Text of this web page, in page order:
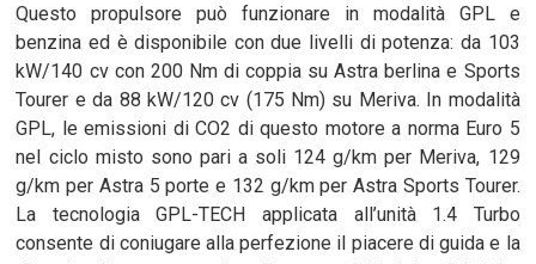
Questo propulsore può funzionare in modalità GPL e
benzina ed è disponibile con due livelli di potenza: da 103
kW/140 cv con 200 Nm di coppia su Astra berlina e Sports
Tourer e da 88 kW/120 cv (175 Nm) su Meriva. In modalità
GPL, le emissioni di CO2 di questo motore a norma Euro 5
nel ciclo misto sono pari a soli 124 g/km per Meriva, 129
g/km per Astra 5 porte e 132 g/km per Astra Sports Tourer.
La tecnologia GPL-TECH applicata all’unità 1.4 Turbo
consente di coniugare alla perfezione il piacere di guida e la